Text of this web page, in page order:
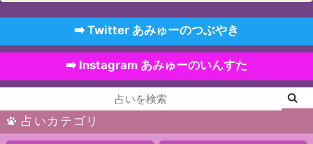
➡️ Twitter あみゅーのつぶやき
➡️ Instagram あみゅーのいんすた
占いカテゴリ